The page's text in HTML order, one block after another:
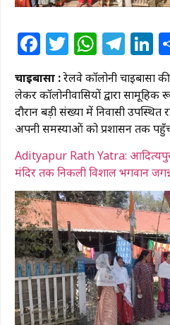
Facebook
Twitter
चाईबासा :रेलवे कॉलोनी चाईबासा
लेकर कॉलोनीवासियों द्वारा
दौरान बड़ी संख्या में निवासी
अपनी समस्याओं को प्रशासन तक
Adityapur Rath Yatra: आदित्यपुर
मंदिर तक निकली विशाल भगवान